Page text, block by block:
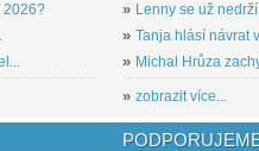
2026?
» Lenny se už
» Tanja hlásí návrat
» Michal Hrůza
» zobrazit více...